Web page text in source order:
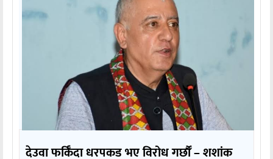
देउवा फर्किँदा धरपकड भए विरोध गर्छौँं – शशांक